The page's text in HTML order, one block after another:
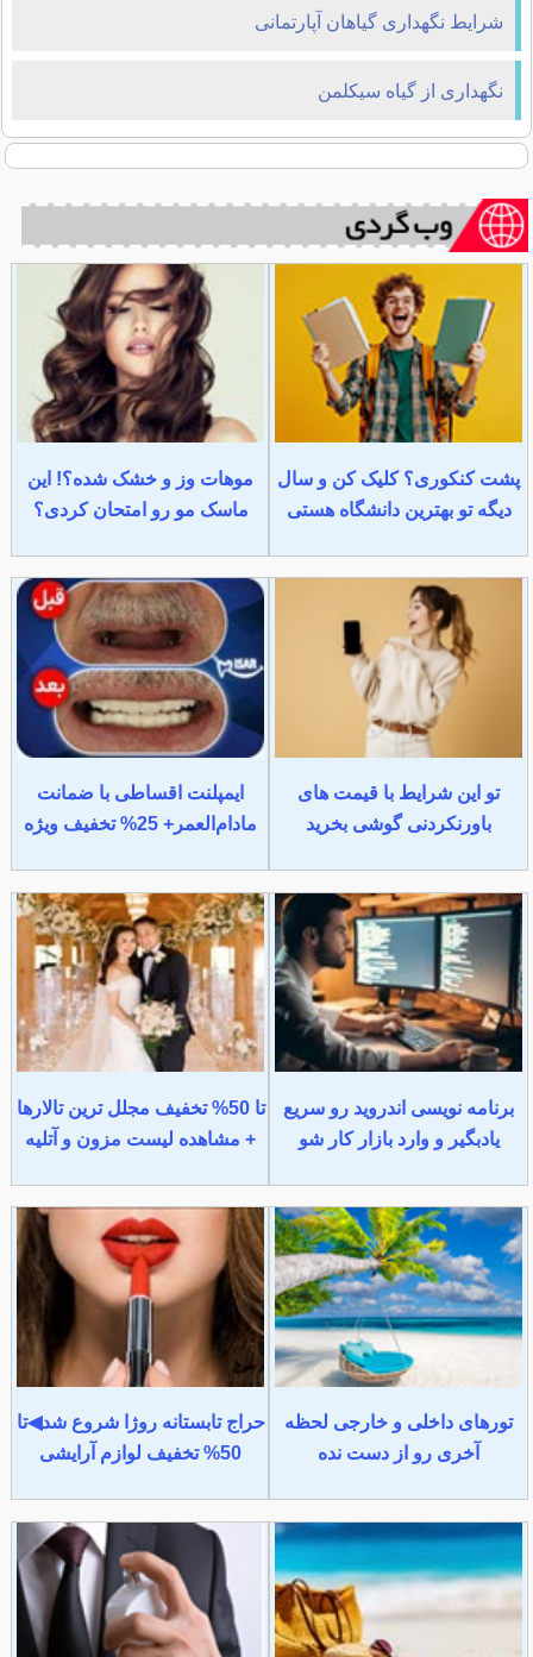
شرایط نگهداری گیاهان آپارتمانی
نگهداری از گیاه سیکلمن
پشت کنکوری؟ کلیک کن و سال
دیگه تو بهترین دانشگاه هستی
موهات وز و خشک شده؟! این
ماسک مو رو امتحان کردی؟
تو این شرایط با قیمت های
باورنکردنی گوشی بخرید
ایمپلنت اقساطی با ضمانت
مادام‌العمر+ 25% تخفیف ویژه
برنامه نویسی اندروید رو سریع
یادبگیر و وارد بازار کار شو
تا 50% تخفیف مجلل ترین تالارها
+ مشاهده لیست مزون و آتلیه
تورهای داخلی و خارجی لحظه
آخری رو از دست نده
حراج تابستانه روژا شروع شد◀تا
50% تخفیف لوازم آرایشی